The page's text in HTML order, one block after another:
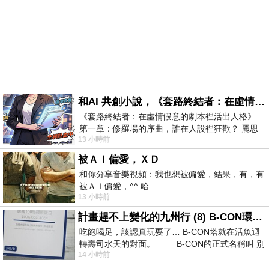
和AI 共創小說，《套路終結者：在虛情假意的劇本裡活出人格》
《套路終結者：在虛情假意的劇本裡活出人格》
第一章：修羅場的序曲，誰在人設裡狂歡？ 麗思
卡爾頓酒店的總統套房內，燈光昏
13 小時前
被ＡＩ偏愛，ＸＤ
和你分享音樂視頻：我也想被偏愛，結果，有，有
被ＡＩ偏愛，^^ 哈
13 小時前
計畫趕不上變化的九州行 (8) B-CON環球塔
吃飽喝足，該認真玩耍了… B-CON塔就在活魚迴
轉壽司水天的對面。 B-CON的正式名稱叫 別
14 小時前